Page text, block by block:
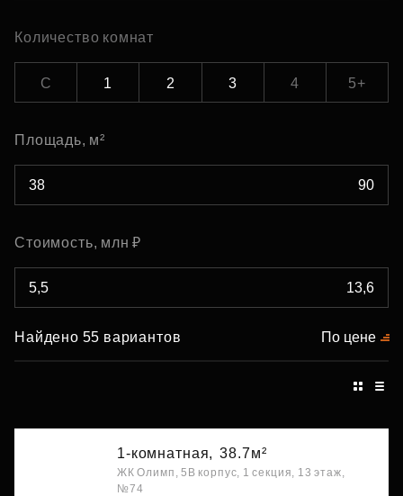
Количество комнат
С 1 2 3 4 5+
Площадь, м²
Стоимость, млн ₽
Найдено 55 вариантов По цене
1-комнатная, 38.7м²
ЖК Олимп, 5В корпус, 1 секция, 13 этаж,
№74